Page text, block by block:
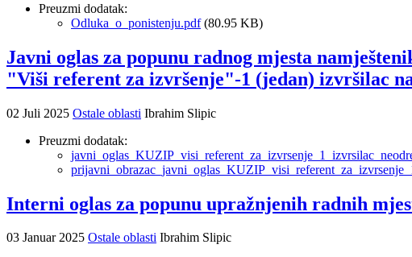
Preuzmi dodatak:
Odluka_o_ponistenju.pdf(80.95 KB)
Javni oglas za popunu radnog mjesta
"Viši referent za izvršenje"-1 (jedan) izvršilac
02 Juli 2025 Ostale oblasti Ibrahim Slipic
Preuzmi dodatak:
Interni oglas za popunu upražnjenih radnih
03 Januar 2025 Ostale oblasti Ibrahim Slipic